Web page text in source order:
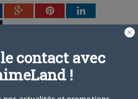
fenêtre)
Google+PinterestLinkedIn
LEMERCIER
contact avec
!